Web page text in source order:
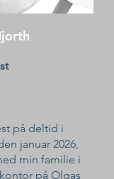
på deltid i
januar 2026,
min familie i
på Olgas